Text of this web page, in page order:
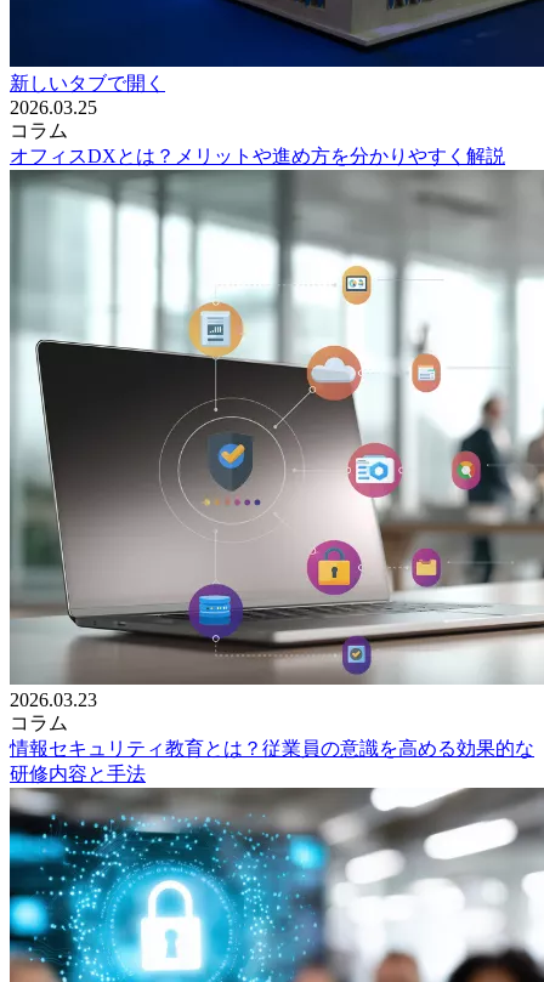
新しいタブで開く
2026.03.25
コラム
オフィスDXとは？メリットや進め方を分かりやすく解説
2026.03.23
コラム
情報セキュリティ教育とは？従業員の意識を高める効果的な
研修内容と手法